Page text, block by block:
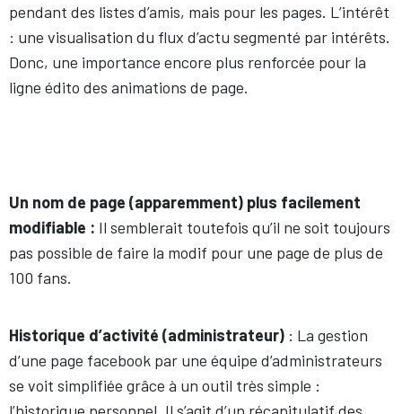
pendant des listes d’amis, mais pour les pages. L’intérêt
: une visualisation du flux d’actu segmenté par intérêts.
Donc, une importance encore plus renforcée pour la
ligne édito des animations de page.
Un nom de page (apparemment) plus facilement
modifiable : Il semblerait toutefois qu’il ne soit toujours
pas possible de faire la modif pour une page de plus de
100 fans.
Historique d’activité (administrateur) : La gestion
d’une page facebook par une équipe d’administrateurs
se voit simplifiée grâce à un outil très simple :